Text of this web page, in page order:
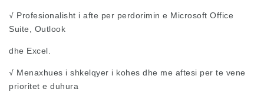
√ Profesionalisht i afte per perdorimin e Microsoft Office
Suite, Outlook
dhe Excel.
√ Menaxhues i shkelqyer i kohes dhe me aftesi per te vene
prioritet e duhura